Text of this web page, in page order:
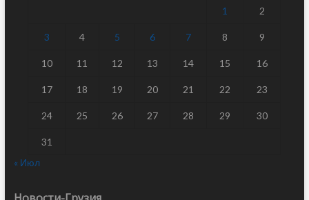
1 2
3 4 5 6 7 8 9
10 11 12 13 14 15 16
17 18 19 20 21 22 23
24 25 26 27 28 29 30
31
« Июл